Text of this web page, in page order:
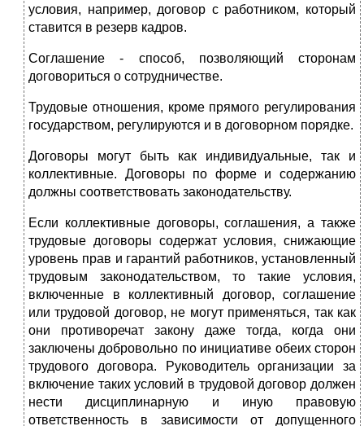
условия, например, договор с работником, который
ставится в резерв кадров.
Соглашение - способ, позволяющий сторонам
договориться о сотрудничестве.
Трудовые отношения, кроме прямого регулирования
государством, регулируются и в договорном порядке.
Договоры могут быть как индивидуальные, так и
коллективные. Договоры по форме и содержанию
должны соответствовать законодательству.
Если коллективные договоры, соглашения, а также
трудовые договоры содержат условия, снижающие
уровень прав и гарантий работников, установленный
трудовым законодательством, то такие условия,
включенные в коллективный договор, соглашение
или трудовой договор, не могут применяться, так как
они противоречат закону даже тогда, когда они
заключены добровольно по инициативе обеих сторон
трудового договора. Руководитель организации за
включение таких условий в трудовой договор должен
нести дисциплинарную и иную правовую
ответственность в зависимости от допущенного